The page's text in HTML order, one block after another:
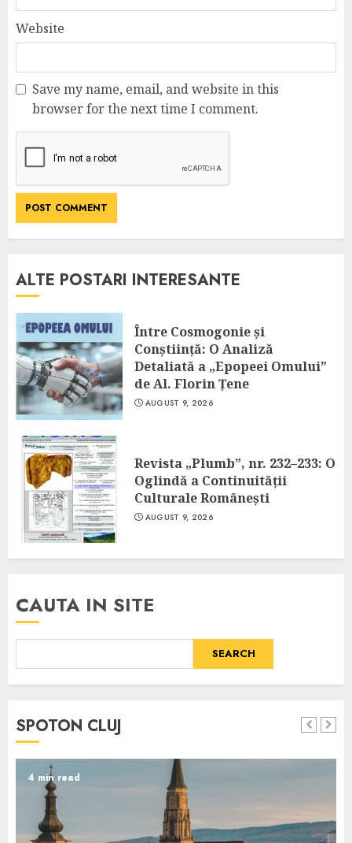
Website
Save my name, email, and website in this
browser for the next time I comment.
ALTE POSTARI INTERESANTE
Între Cosmogonie și
Conștiință: O Analiză
Detaliată a „Epopeei Omului”
de Al. Florin Țene
AUGUST 9, 2026
Revista „Plumb”, nr. 232–233: O
Oglindă a Continuității
Culturale Românești
AUGUST 9, 2026
CAUTA IN SITE
SEARCH
SPOTON CLUJ
4 min read